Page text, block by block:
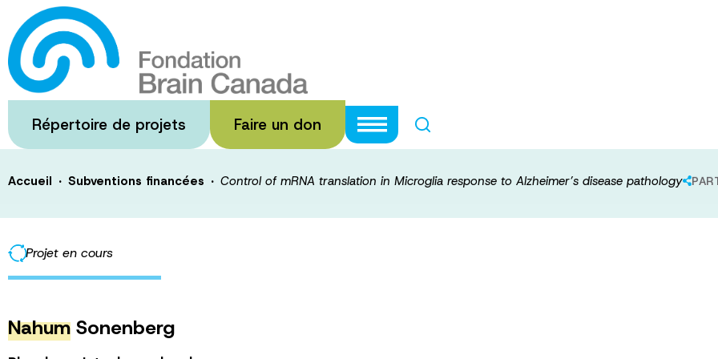
Passer
au
contenu
principal
Répertoire de projets Faire un don
Control of mRNA translation in
response to Alzheimer’s disease
Accueil · Subventions financées · Control of mRNA translation in Microglia response to Alzheimer’s disease pathology
Projet en cours
Nahum Sonenberg